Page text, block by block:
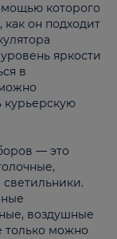
которого
он подходит
яркости
в
курьерскую
— это
воздушные
можно